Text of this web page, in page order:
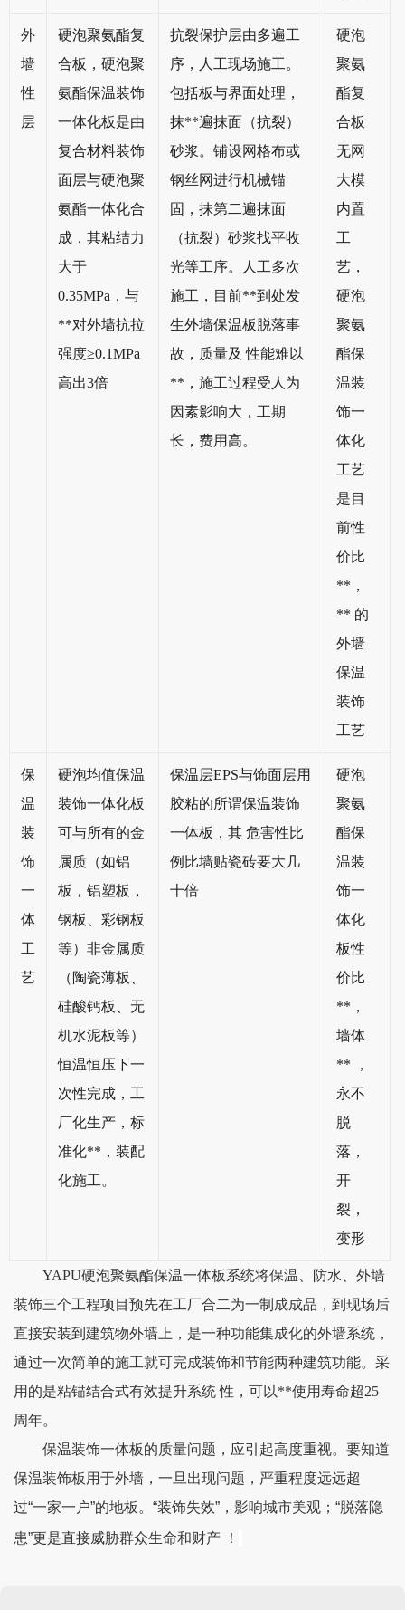
外
墙
性
层
硬泡聚氨酯复
合板，硬泡聚
氨酯保温装饰
一体化板是由
复合材料装饰
面层与硬泡聚
氨酯一体化合
成，其粘结力
大于
0.35MPa，与
**对外墙抗拉
强度≥0.1MPa
高出3倍
抗裂保护层由多遍工
序，人工现场施工。
包括板与界面处理，
抹**遍抹面（抗裂）
砂浆。铺设网格布或
钢丝网进行机械锚
固，抹第二遍抹面
（抗裂）砂浆找平收
光等工序。人工多次
施工，目前**到处发
生外墙保温板脱落事
故，质量及 性能难以
**，施工过程受人为
因素影响大，工期
长，费用高。
硬泡
聚氨
酯复
合板
无网
大模
内置
工
艺，
硬泡
聚氨
酯保
温装
饰一
体化
工艺
是目
前性
价比
**，
** 的
外墙
保温
装饰
工艺
保
温
装
饰
一
体
工
艺
硬泡均值保温
装饰一体化板
可与所有的金
属质（如铝
板，铝塑板，
钢板、彩钢板
等）非金属质
（陶瓷薄板、
硅酸钙板、无
机水泥板等）
恒温恒压下一
次性完成，工
厂化生产，标
准化**，装配
化施工。
保温层EPS与饰面层用
胶粘的所谓保温装饰
一体板，其 危害性比
例比墙贴瓷砖要大几
十倍
硬泡
聚氨
酯保
温装
饰一
体化
板性
价比
**，
墙体
** ，
永不
脱
落，
开
裂，
变形
YAPU硬泡聚氨酯保温一体板系统将保温、防水、外墙
装饰三个工程项目预先在工厂合二为一制成成品， 到现场后
直接安装到建筑物外墙上，是一种功能集成化的外墙系统，
通过一次简单的施工就可完成装饰和节能两种建筑功能。采
用的是粘锚结合式有效提升系统 性，可以**使用寿命超25
周年。
保温装饰一体板的质量问题，应引起高度重视。要知道
保温装饰板用于外墙，一旦出现问题，严重程度远远超
过“一家一户”的地板。“装饰失效”，影响城市美观；“脱落隐
患”更是直接威胁群众生命和财产 ！